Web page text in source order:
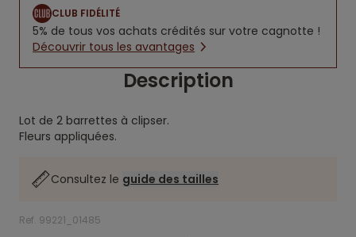
CLUB FIDÉLITÉ
5% de tous vos achats crédités sur votre cagnotte !
Découvrir tous les avantages
Description
Lot de 2 barrettes à clipser.
Fleurs appliquées.
Consultez le guide des tailles
Ref. 99221_01485